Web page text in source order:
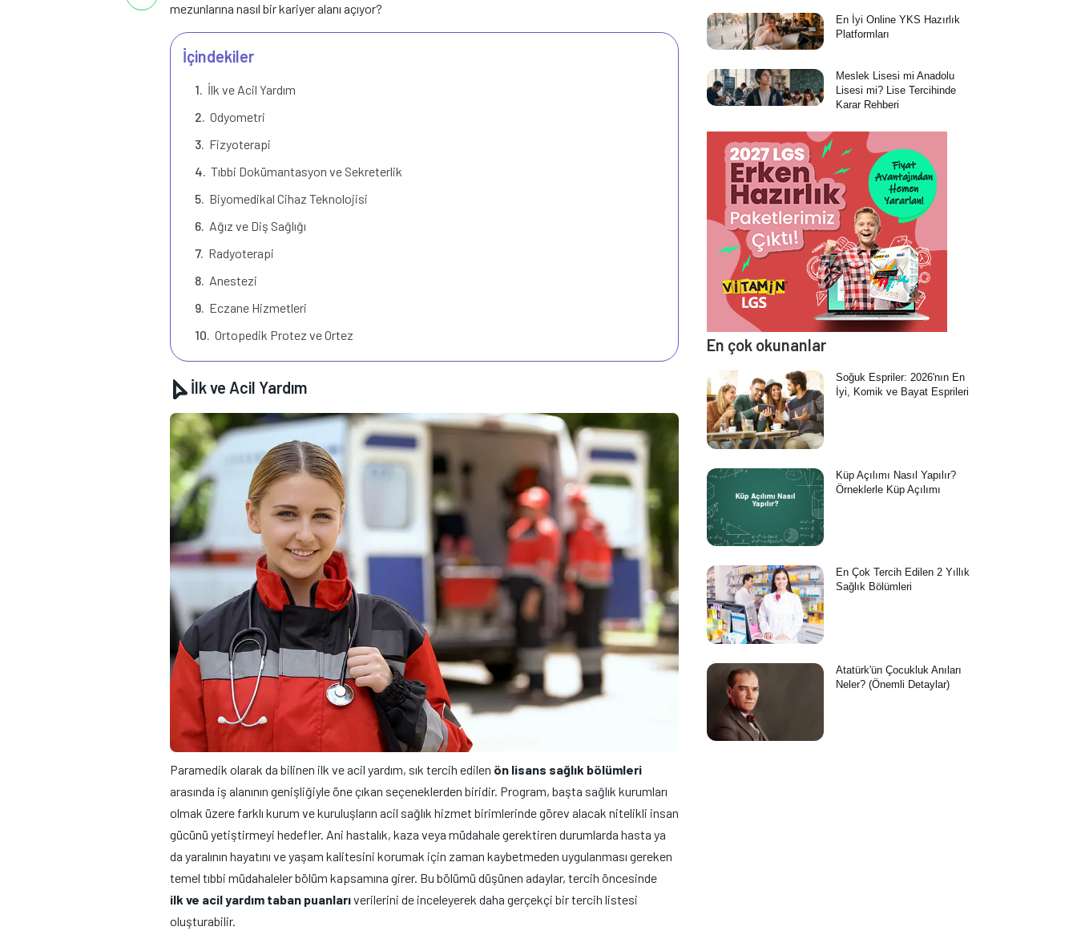
mezunlarına nasıl bir kariyer alanı açıyor?
İçindekiler
İlk ve Acil Yardım
Odyometri
Fizyoterapi
Tıbbi Dokümantasyon ve Sekreterlik
Biyomedikal Cihaz Teknolojisi
Ağız ve Diş Sağlığı
Radyoterapi
Anestezi
Eczane Hizmetleri
Ortopedik Protez ve Ortez
İlk ve Acil Yardım
Paramedik olarak da bilinen ilk ve acil yardım, sık tercih edilen ön lisans sağlık bölümleri
arasında iş alanının genişliğiyle öne çıkan seçeneklerden biridir. Program, başta sağlık kurumları
olmak üzere farklı kurum ve kuruluşların acil sağlık hizmet birimlerinde görev alacak nitelikli insan
gücünü yetiştirmeyi hedefler. Ani hastalık, kaza veya müdahale gerektiren durumlarda hasta ya
da yaralının hayatını ve yaşam kalitesini korumak için zaman kaybetmeden uygulanması gereken
temel tıbbi müdahaleler bölüm kapsamına girer. Bu bölümü düşünen adaylar, tercih öncesinde
ilk ve acil yardım taban puanlarıverilerini de inceleyerek daha gerçekçi bir tercih listesi
oluşturabilir.
En İyi Online YKS Hazırlık
Platformları
Meslek Lisesi mi Anadolu
Lisesi mi? Lise Tercihinde
Karar Rehberi
En çok okunanlar
Soğuk Espriler: 2026'nın En
İyi, Komik ve Bayat Esprileri
Küp Açılımı Nasıl Yapılır?
Örneklerle Küp Açılımı
En Çok Tercih Edilen 2 Yıllık
Sağlık Bölümleri
Atatürk'ün Çocukluk Anıları
Neler? (Önemli Detaylar)